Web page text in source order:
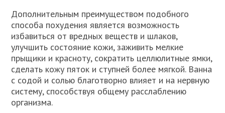
Дополнительным преимуществом подобного
способа похудения является возможность
избавиться от вредных веществ и шлаков,
улучшить состояние кожи, заживить мелкие
прыщики и красноту, сократить целлюлитные ямки,
сделать кожу пяток и ступней более мягкой. Ванна
с содой и солью благотворно влияет и на нервную
систему, способствуя общему расслаблению
организма.